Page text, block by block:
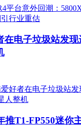
在电子垃圾站发
推T1-FP550迷你